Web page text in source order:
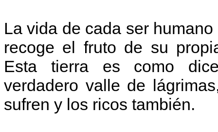
La vida de cada ser
recoge el fruto de su
Esta tierra es como
verdadero valle de
sufren y los ricos también.